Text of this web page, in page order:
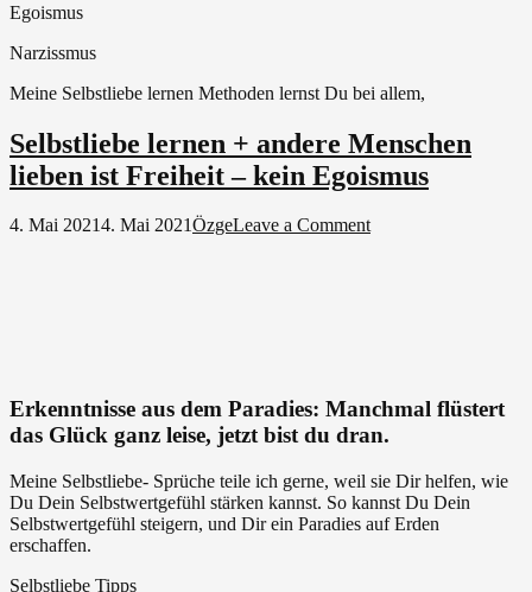
Egoismus
Narzissmus
Meine Selbstliebe lernen Methoden lernst Du bei allem,
Selbstliebe lernen + andere Menschen
lieben ist Freiheit – kein Egoismus
4. Mai 20214. Mai 2021ÖzgeLeave a Commenton
–
kein
Erkenntnisse aus dem Paradies: Manchmal flüstert
das Glück ganz leise, jetzt bist du dran.
Meine Selbstliebe- Sprüche teile ich gerne, weil sie Dir helfen, wie
Du Dein Selbstwertgefühl stärken kannst. So kannst Du Dein
Selbstwertgefühl steigern, und Dir ein Paradies auf Erden
erschaffen.
Selbstliebe Tipps